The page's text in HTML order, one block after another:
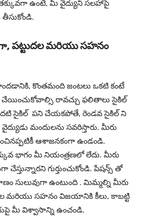
ఉంటే, మీ వైద్యుని సలహాపై
తీసుకోండి.
పట్టుదల మరియు సహనం
కొంతమంది జంటలు ఒకటి కంటే
చేయించుకోవాల్సి రావచ్చు ఫలితాలు సైకిల్
సైకిల్ పని చేయకపోతే, రెండవ సైకిల్ ని
మందులను సవరిస్తారు. మీరు
ఆశాజనకంగా ఉండండి.
భాగం మీ నియంత్రణలో లేదు. మీరు
గుర్తుంచుకోండి. పేషన్స్ తో
సులువుగా ఉంటుంది . మిమ్మల్ని మీరు
మరియు సహనం విజయానికి కీలు, కాబట్టి
మీ విశ్వాసాన్ని ఉంచండి.